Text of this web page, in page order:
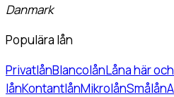
Danmark
Populära lån
PrivatlånBlancolånLåna här
lånKontantlånMikrolånSmålån